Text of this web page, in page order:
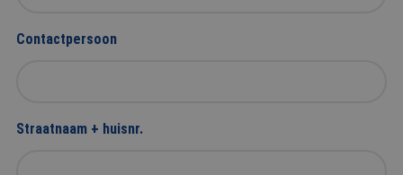
Contactpersoon
Straatnaam + huisnr.